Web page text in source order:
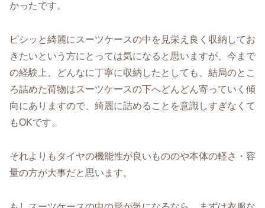
かったです。
ピシッと綺麗にスーツケースの中を見栄え良く収納してお
きたいという方にとっては気になると思いますが、今まで
の経験上、どんなに丁寧に収納したとしても、結局のとこ
ろ詰めた荷物はスーツケースの下へどんどん寄っていく傾
向にありますので、綺麗に詰めることを意識しすぎなくて
もOKです。
それよりもタイヤの機能性が良いもののや本体の軽さ・容
量の方が大事だと思います。